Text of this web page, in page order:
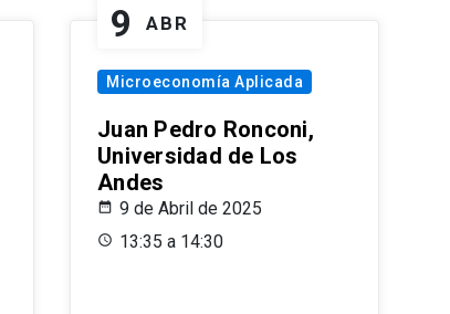
9 ABR
Microeconomía Aplicada
Juan Pedro Ronconi,
Universidad de Los
Andes
9 de Abril de 2025
13:35 a 14:30